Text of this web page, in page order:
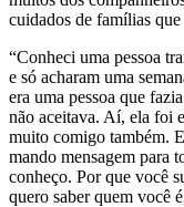
cuidados de famílias
“Conheci uma pessoa
e só acharam uma
era uma pessoa que fazia
não aceitava. Aí, ela foi
muito comigo também.
mando mensagem para
conheço. Por que você
quero saber quem você